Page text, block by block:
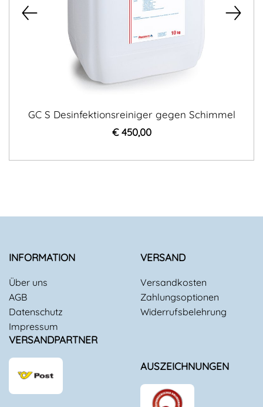
GC S Desinfektionsreiniger gegen Schimmel
€ 450,00
INFORMATION
Über uns
AGB
Datenschutz
Impressum
VERSAND
Versandkosten
Zahlungsoptionen
Widerrufsbelehrung
VERSANDPARTNER
AUSZEICHNUNGEN